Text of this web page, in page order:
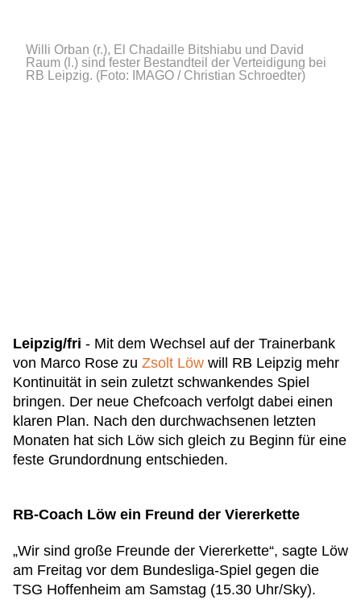
Willi Orban (r.), El Chadaille Bitshiabu und David
Raum (l.) sind fester Bestandteil der Verteidigung bei
RB Leipzig. (Foto: IMAGO / Christian Schroedter)
Leipzig/fri - Mit dem Wechsel auf der Trainerbank
von Marco Rose zu Zsolt Löw will RB Leipzig mehr
Kontinuität in sein zuletzt schwankendes Spiel
bringen. Der neue Chefcoach verfolgt dabei einen
klaren Plan. Nach den durchwachsenen letzten
Monaten hat sich Löw sich gleich zu Beginn für eine
feste Grundordnung entschieden.
RB-Coach Löw ein Freund der Viererkette
„Wir sind große Freunde der Viererkette“, sagte Löw
am Freitag vor dem Bundesliga-Spiel gegen die
TSG Hoffenheim am Samstag (15.30 Uhr/Sky).